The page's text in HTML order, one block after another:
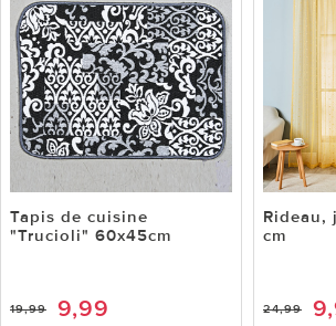
Tapis de cuisine
"Trucioli" 60x45cm
19,99 9,99
Rideau,
cm
24,99